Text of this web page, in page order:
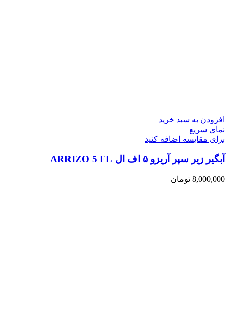
افزودن به سبد خرید
نمای سریع
برای مقایسه اضافه کنید
آبگیر زیر سپر آریزو ۵ اف ال ARRIZO 5 FL
8,000,000 تومان